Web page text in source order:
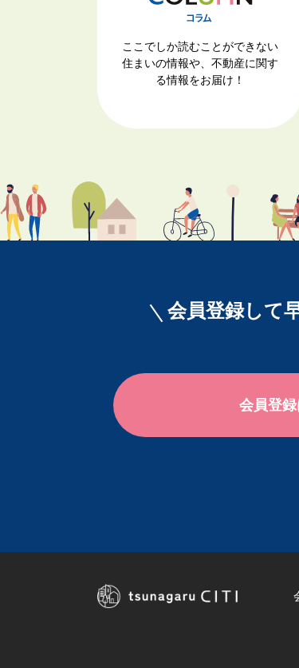
ここでしか読むことができない
住まいの情報や、不動産に関す
る情報をお届け！
会員登録して
会員登